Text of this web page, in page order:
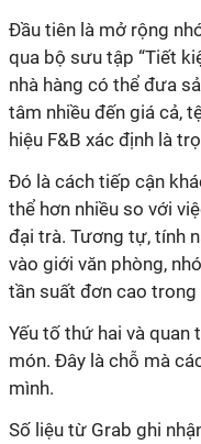
qua bộ sưu tập “Tiết
nhà hàng có thể đưa
tâm nhiều đến giá cả,
thể hơn nhiều so với
đại trà. Tương tự, tính
vào giới văn phòng,
món. Đây là chỗ mà